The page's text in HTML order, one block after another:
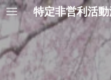
特定非営利活